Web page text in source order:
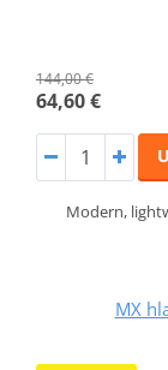
144,00 €
64,60 €
Modern,
MX